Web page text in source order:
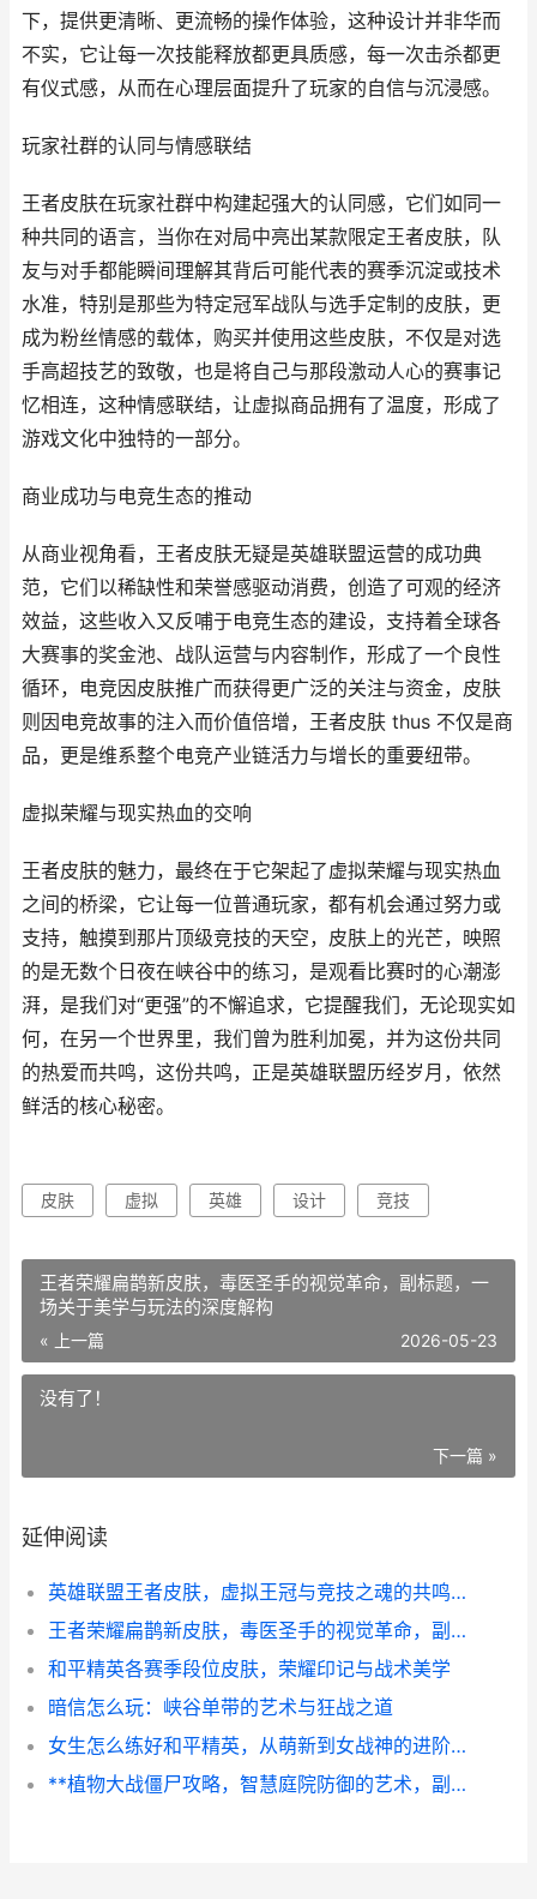
下，提供更清晰、更流畅的操作体验，这种设计并非华而
不实，它让每一次技能释放都更具质感，每一次击杀都更
有仪式感，从而在心理层面提升了玩家的自信与沉浸感。
玩家社群的认同与情感联结
王者皮肤在玩家社群中构建起强大的认同感，它们如同一
种共同的语言，当你在对局中亮出某款限定王者皮肤，队
友与对手都能瞬间理解其背后可能代表的赛季沉淀或技术
水准，特别是那些为特定冠军战队与选手定制的皮肤，更
成为粉丝情感的载体，购买并使用这些皮肤，不仅是对选
手高超技艺的致敬，也是将自己与那段激动人心的赛事记
忆相连，这种情感联结，让虚拟商品拥有了温度，形成了
游戏文化中独特的一部分。
商业成功与电竞生态的推动
从商业视角看，王者皮肤无疑是英雄联盟运营的成功典
范，它们以稀缺性和荣誉感驱动消费，创造了可观的经济
效益，这些收入又反哺于电竞生态的建设，支持着全球各
大赛事的奖金池、战队运营与内容制作，形成了一个良性
循环，电竞因皮肤推广而获得更广泛的关注与资金，皮肤
则因电竞故事的注入而价值倍增，王者皮肤 thus 不仅是商
品，更是维系整个电竞产业链活力与增长的重要纽带。
虚拟荣耀与现实热血的交响
王者皮肤的魅力，最终在于它架起了虚拟荣耀与现实热血
之间的桥梁，它让每一位普通玩家，都有机会通过努力或
支持，触摸到那片顶级竞技的天空，皮肤上的光芒，映照
的是无数个日夜在峡谷中的练习，是观看比赛时的心潮澎
湃，是我们对“更强”的不懈追求，它提醒我们，无论现实如
何，在另一个世界里，我们曾为胜利加冕，并为这份共同
的热爱而共鸣，这份共鸣，正是英雄联盟历经岁月，依然
鲜活的核心秘密。
皮肤 虚拟 英雄 设计 竞技
王者荣耀扁鹊新皮肤，毒医圣手的视觉革命，副标题，一
场关于美学与玩法的深度解构
« 上一篇 2026-05-23
没有了！
下一篇 »
延伸阅读
英雄联盟王者皮肤，虚拟王冠与竞技之魂的共鸣，副标题，当像素加冕遇见热血战场
王者荣耀扁鹊新皮肤，毒医圣手的视觉革命，副标题，一场关于美学与玩法的深度解构
和平精英各赛季段位皮肤，荣耀印记与战术美学
暗信怎么玩：峡谷单带的艺术与狂战之道
女生怎么练好和平精英，从萌新到女战神的进阶之路
**植物大战僵尸攻略，智慧庭院防御的艺术，副标题，经典塔防的永恒法则**